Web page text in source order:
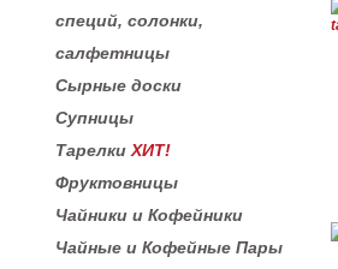
специй, солонки,
салфетницы
Сырные доски
Супницы
Тарелки ХИТ!
Фруктовницы
Чайники и Кофейники
Чайные и Кофейные Пары